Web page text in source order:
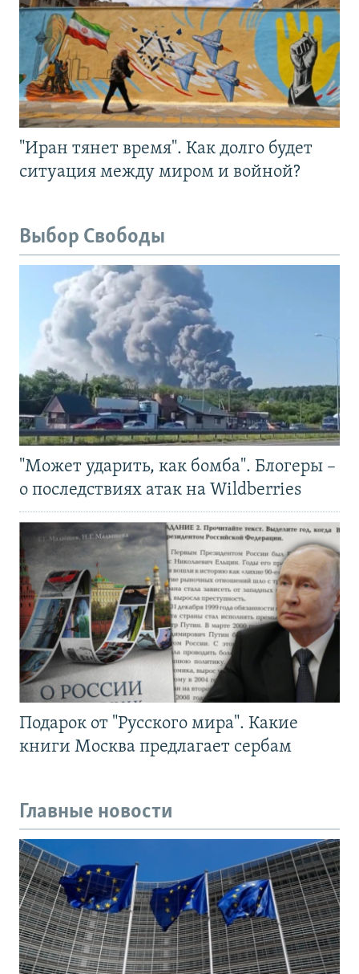
"Иран тянет время". Как долго будет
ситуация между миром и войной?
Выбор Свободы
"Может ударить, как бомба". Блогеры –
о последствиях атак на Wildberries
Подарок от "Русского мира". Какие
книги Москва предлагает сербам
Главные новости